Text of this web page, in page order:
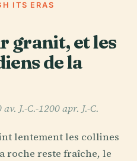
ITS ERAS
granit, et les
de la
J.-C.-1200 apr. J.-C.
lentement les collines
roche reste fraîche, le